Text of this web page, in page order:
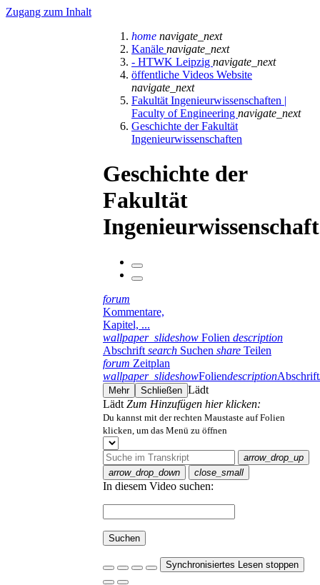
Zugang zum Inhalt
home navigate_next
Kanäle navigate_next
- HTWK Leipzig navigate_next
öffentliche Videos Website
navigate_next
Fakultät Ingenieurwissenschaften |
Faculty of Engineering navigate_next
Geschichte der Fakultät
Ingenieurwissenschaften
Geschichte der
Fakultät
forum
Kommentare,
Kapitel, ...
wallpaper_slideshow Folien description
Abschrift search Suchen share Teilen
forum Zeitplan
wallpaper_slideshowFoliendescriptionAbschrift
Mehr Schließen Lädt
Lädt Zum Hinzufügen hier klicken:
Du kannst mit der rechten Maustaste auf Folien
klicken, um das Menü zu öffnen
arrow_drop_up
arrow_drop_down
close_small
In diesem Video suchen:
Suchen
Synchronisiertes Lesen stoppen